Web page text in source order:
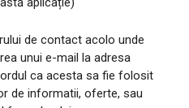
de contact acolo unde
unui e-mail la adresa
ca acesta sa fie folosit
de informatii, oferte, sau